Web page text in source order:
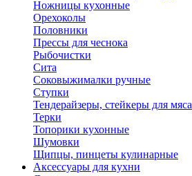
Ножницы кухонные
Орехоколы
Половники
Прессы для чеснока
Рыбочистки
Сита
Соковыжималки ручные
Ступки
Тендерайзеры, стейкеры для мяса
Терки
Топорики кухонные
Шумовки
Щипцы, пинцеты кулинарные
Аксессуары для кухни